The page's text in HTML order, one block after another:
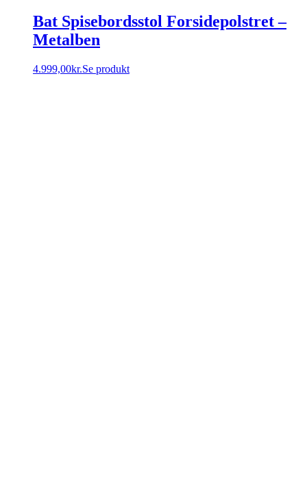
Bat Spisebordsstol Forsidepolstret –
Metalben
4.999,00kr.Se produkt